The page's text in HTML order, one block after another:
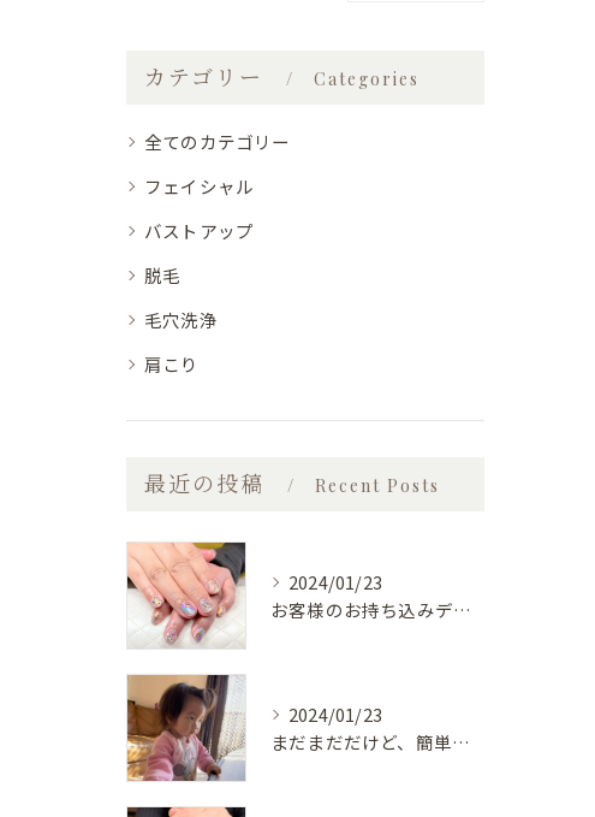
カテゴリー Categories
全てのカテゴリー
フェイシャル
バストアップ
脱毛
毛穴洗浄
肩こり
最近の投稿 Recent Posts
2024/01/23
お客様のお持ち込みデザイン
2024/01/23
まだまだだけど、簡単な物は自分で食べられるようになってきた♡